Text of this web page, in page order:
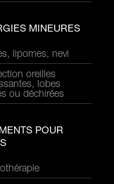
MINEURES
lipomes, nevi
oreilles
lobes
ou déchirées
POUR